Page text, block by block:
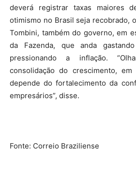
deverá registrar taxas maiores
otimismo no Brasil seja recobrado,
Tombini, também do governo, em
da Fazenda, que anda
pressionando a inflação.
consolidação do crescimento, em
depende do fortalecimento da
empresários”, disse.
Fonte: Correio Braziliense